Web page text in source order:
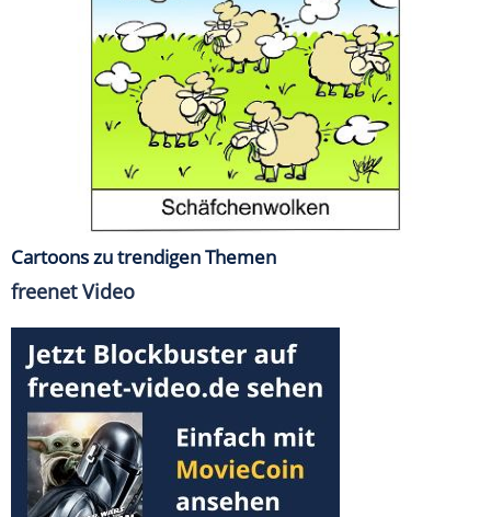
Cartoons zu trendigen Themen
freenet Video